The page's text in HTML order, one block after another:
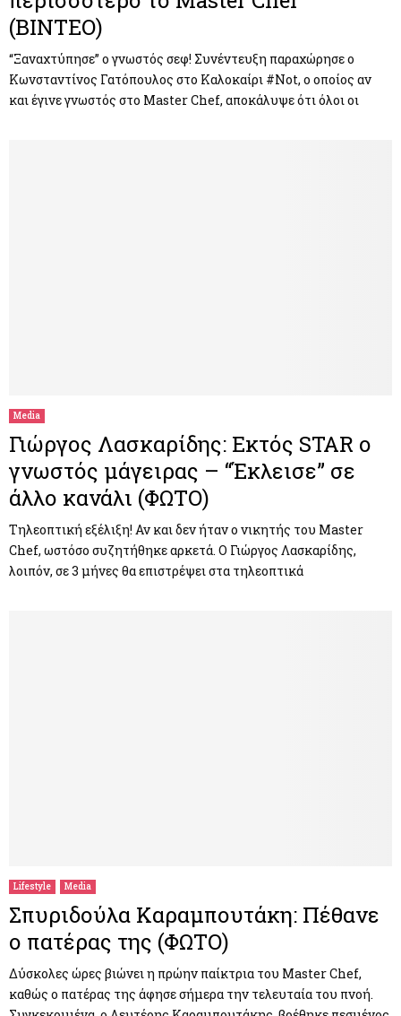
(BINTEO)
“Ξαναχτύπησε” ο γνωστός σεφ! Συνέντευξη παραχώρησε ο
Κωνσταντίνος Γατόπουλος στο Καλοκαίρι #Not, ο οποίος αν
και έγινε γνωστός στο Master Chef, αποκάλυψε ότι όλοι οι
Media
Γιώργος Λασκαρίδης: Εκτός STAR ο
γνωστός μάγειρας – “Έκλεισε” σε
άλλο κανάλι (ΦΩΤΟ)
Τηλεοπτική εξέλιξη! Αν και δεν ήταν ο νικητής του Master
Chef, ωστόσο συζητήθηκε αρκετά. Ο Γιώργος Λασκαρίδης,
λοιπόν, σε 3 μήνες θα επιστρέψει στα τηλεοπτικά
Lifestyle Media
Σπυριδούλα Καραμπουτάκη: Πέθανε
ο πατέρας της (ΦΩΤΟ)
Δύσκολες ώρες βιώνει η πρώην παίκτρια του Master Chef,
καθώς ο πατέρας της άφησε σήμερα την τελευταία του πνοή.